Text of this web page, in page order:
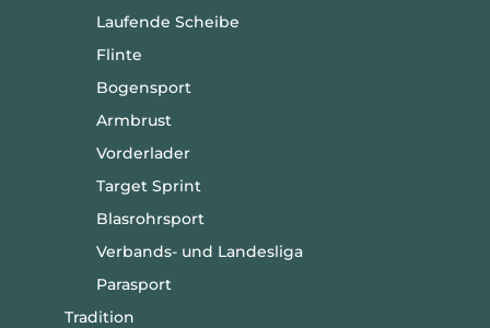
Laufende Scheibe
Flinte
Bogensport
Armbrust
Vorderlader
Target Sprint
Blasrohrsport
Verbands- und Landesliga
Parasport
Tradition